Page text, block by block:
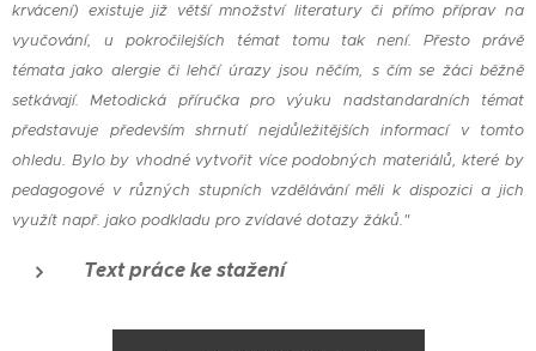
krvácení) existuje již větší množství literatury či přímo příprav na
vyučování, u pokročilejších témat tomu tak není. Přesto právě
témata jako alergie či lehčí úrazy jsou něčím, s čím se žáci běžně
setkávají. Metodická příručka pro výuku nadstandardních témat
představuje především shrnutí nejdůležitějších informací v tomto
ohledu. Bylo by vhodné vytvořit více podobných materiálů, které by
pedagogové v různých stupních vzdělávání měli k dispozici a jich
využít např. jako podkladu pro zvídavé dotazy žáků."
Text práce ke stažení